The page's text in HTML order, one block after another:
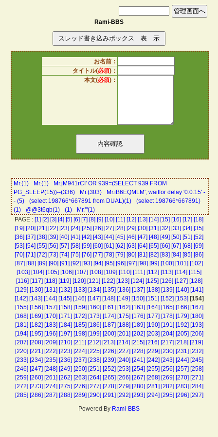
Rami-BBS
お名前：
タイトル(必須)：
本文(必須)：
Mr.(1) Mr.(1)
Mr.jM941rCI' OR 939=(SELECT 939 FROM
PG_SLEEP(15))--(336)
Mr.(303)
Mr.iB6EQMLM'; waitfor delay '0:0:15' -
- (5)
(select 198766*667891 from DUAL)(1)
(select 198766*667891)
(1)
@@3t6qb(1) (1)
Mr.'"(1)
PAGE : [1] [2] [3] [4] [5] [6] [7] [8] [9] [10] [11] [12] [13] [14] [15] [16] [17] [18]
[19] [20] [21] [22] [23] [24] [25] [26] [27] [28] [29] [30] [31] [32] [33] [34] [35]
[36] [37] [38] [39] [40] [41] [42] [43] [44] [45] [46] [47] [48] [49] [50] [51] [52]
[53] [54] [55] [56] [57] [58] [59] [60] [61] [62] [63] [64] [65] [66] [67] [68] [69]
[70] [71] [72] [73] [74] [75] [76] [77] [78] [79] [80] [81] [82] [83] [84] [85] [86]
[87] [88] [89] [90] [91] [92] [93] [94] [95] [96] [97] [98] [99] [100] [101] [102]
[103] [104] [105] [106] [107] [108] [109] [110] [111] [112] [113] [114] [115]
[116] [117] [118] [119] [120] [121] [122] [123] [124] [125] [126] [127] [128]
[129] [130] [131] [132] [133] [134] [135] [136] [137] [138] [139] [140] [141]
[142] [143] [144] [145] [146] [147] [148] [149] [150] [151] [152] [153] [154]
[155] [156] [157] [158] [159] [160] [161] [162] [163] [164] [165] [166] [167]
[168] [169] [170] [171] [172] [173] [174] [175] [176] [177] [178] [179] [180]
[181] [182] [183] [184] [185] [186] [187] [188] [189] [190] [191] [192] [193]
[194] [195] [196] [197] [198] [199] [200] [201] [202] [203] [204] [205] [206]
[207] [208] [209] [210] [211] [212] [213] [214] [215] [216] [217] [218] [219]
[220] [221] [222] [223] [224] [225] [226] [227] [228] [229] [230] [231] [232]
[233] [234] [235] [236] [237] [238] [239] [240] [241] [242] [243] [244] [245]
[246] [247] [248] [249] [250] [251] [252] [253] [254] [255] [256] [257] [258]
[259] [260] [261] [262] [263] [264] [265] [266] [267] [268] [269] [270] [271]
[272] [273] [274] [275] [276] [277] [278] [279] [280] [281] [282] [283] [284]
[285] [286] [287] [288] [289] [290] [291] [292] [293] [294] [295] [296] [297]
Powered By Rami-BBS